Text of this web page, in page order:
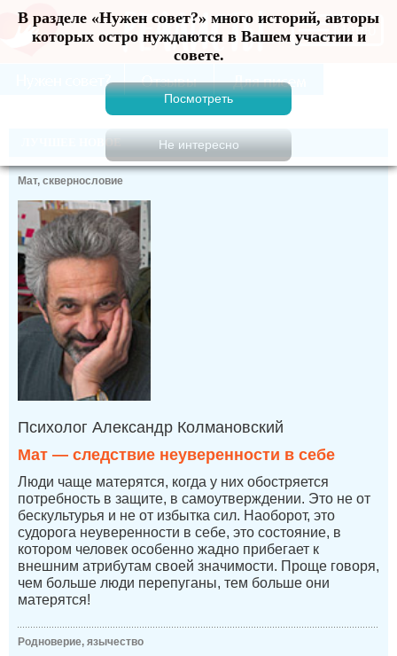
В разделе «Нужен совет?» много историй, авторы
которых остро нуждаются в Вашем участии и
совете.
Меню
ЛУЧШЕЕ НОВОЕ
Мат, сквернословие
Психолог Александр Колмановский
Мат — следствие неуверенности в себе
Люди чаще матерятся, когда у них обостряется
потребность в защите, в самоутверждении. Это не от
бескультурья и не от избытка сил. Наоборот, это
судорога неуверенности в себе, это состояние, в
котором человек особенно жадно прибегает к
внешним атрибутам своей значимости. Проще говоря,
чем больше люди перепуганы, тем больше они
матерятся!
Родноверие, язычество